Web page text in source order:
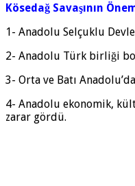
Kösedağ Savaşının
1- Anadolu Selçuklu
2- Anadolu Türk birliği
3- Orta ve Batı
4- Anadolu ekonomik,
zarar gördü.